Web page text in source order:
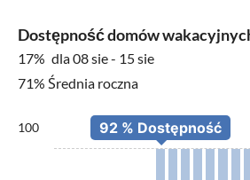
Dostępność domów
17% dla 08 sie - 15 sie
71% Średnia roczna
100